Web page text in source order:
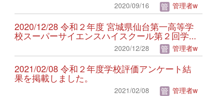
2020/09/16 管理者w
2020/12/28 令和２年度 宮城県仙台第一高等学
校スーパーサイエンスハイスクール第２回学...
2020/12/28 管理者w
2021/02/08 令和２年度学校評価アンケート結
果を掲載しました。
2021/02/08 管理者w